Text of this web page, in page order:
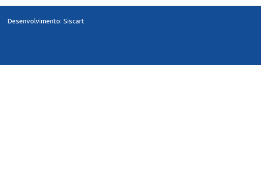
Desenvolvimento: Siscart